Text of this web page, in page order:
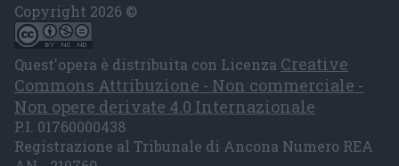
Copyright 2026 ©
Quest'opera è distribuita con Licenza Creative
Commons Attribuzione - Non commerciale -
Non opere derivate 4.0 Internazionale
P.I. 01760000438
Registrazione al Tribunale di Ancona Numero REA